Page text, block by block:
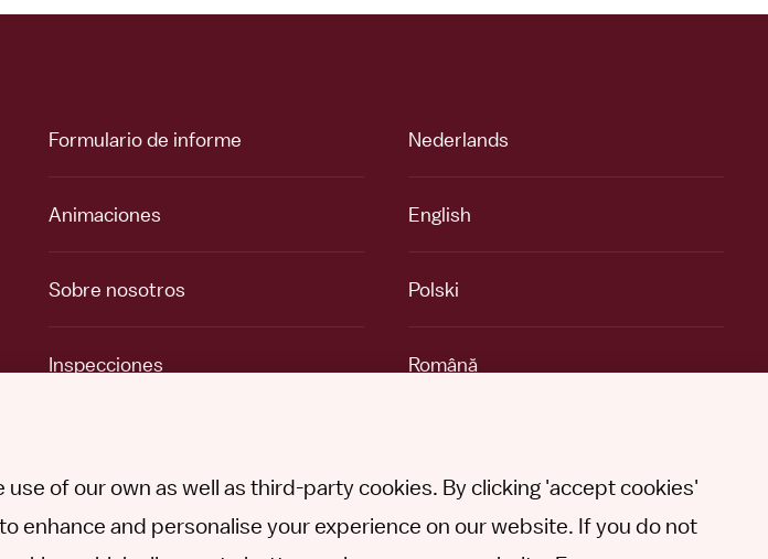
Formulario de informe
Animaciones
Sobre nosotros
Inspecciones
Nederlands
English
Polski
Română
of our own as well as third-party cookies. By clicking 'accept cookies'
enhance and personalise your experience on our website. If you do not